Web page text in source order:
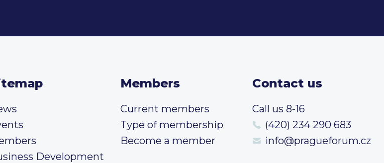
Development
Members
Current members
Type of membership
Become a member
Contact us
Call us 8-16
(420) 234 290 683
info@pragueforum.cz